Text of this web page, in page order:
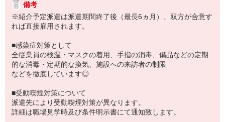
備考
※紹介予定派遣は派遣期間終了後（最長6ヵ月）、双方が合意す
れば直接雇用されます。
■感染症対策として
全従業員の検温・マスクの着用、手指の消毒、備品などの定期
的な消毒・定期的な換気、施設への来訪者の制限
などを徹底しています◎
■受動喫煙対策について
派遣先により受動喫煙対策が異なります。
詳細は職場見学時及び条件明示書にて通知致します。